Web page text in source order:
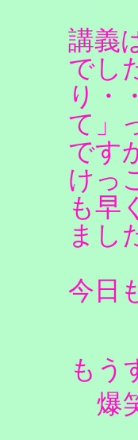
講義
でし
り・
て」
です
けっ
も早
まし
今日
もう
爆